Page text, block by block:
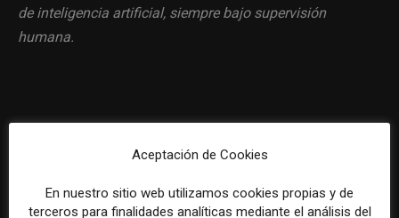
de inteligencia artificial, siempre bajo supervisión
humana.
Técnico/a de comunicación
Responsable de comunicación
Aceptación de Cookies
En nuestro sitio web utilizamos cookies propias y de
terceros para finalidades analíticas mediante el análisis del